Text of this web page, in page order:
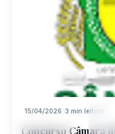
15/04/2026 3 min leitura
Concurso Câmara